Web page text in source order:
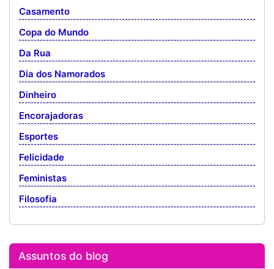
Casamento
Copa do Mundo
Da Rua
Dia dos Namorados
Dinheiro
Encorajadoras
Esportes
Felicidade
Feministas
Filosofia
Assuntos do blog